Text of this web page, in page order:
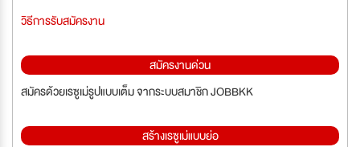
วิธีการรับสมัครงาน
สมัครงานด่วน
สมัครด้วยเรซูเม่รูปแบบเต็ม จากระบบสมาชิก JOBBKK
สร้างเรซูเม่แบบย่อ